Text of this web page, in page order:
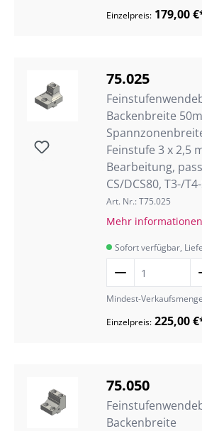
Einzelpreis: 179,00
75.025
Backenbreite
Feinstufe 3 x 2,5
Bearbeitung,
CS/DCS80, T3-/
Art. Nr.: T75.025
Mehr informationen
Sofort verfügbar,
Mindest-
Einzelpreis: 225,00
75.050
Backenbreite